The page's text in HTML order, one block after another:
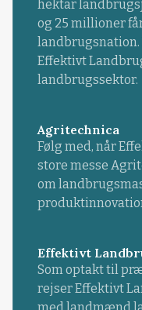
hektar
og 25 millioner
landbrugsnation.
Effektivt
landbrugssektor.
Agritechnica
Følg med, når
store messe
om
Effektivt
Som optakt til
rejser Effektivt